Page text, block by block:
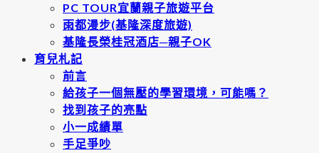
PC TOUR宜蘭親子旅遊平台
雨都漫步(基隆深度旅遊)
基隆長榮桂冠酒店─親子OK
育兒札記
前言
給孩子一個無壓的學習環境，可能嗎？
找到孩子的亮點
小一成績單
手足爭吵